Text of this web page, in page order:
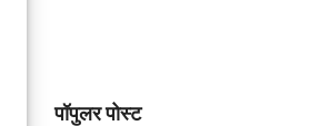
पॉपुलर पोस्ट